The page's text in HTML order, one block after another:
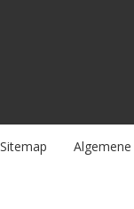
Sitemap